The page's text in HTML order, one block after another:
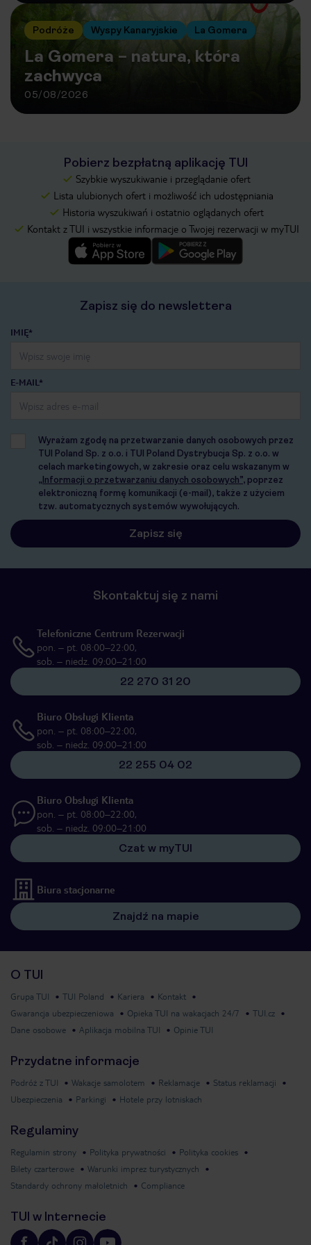
Podróże Wyspy Kanaryjskie La Gomera
La Gomera – natura, która
zachwyca
05/08/2026
Pobierz bezpłatną aplikację TUI
Szybkie wyszukiwanie i przeglądanie ofert
Lista ulubionych ofert i możliwość ich udostępniania
Historia wyszukiwań i ostatnio oglądanych ofert
Kontakt z TUI i wszystkie informacje o Twojej rezerwacji w myTUI
Zapisz się do newslettera
IMIĘ*
E-MAIL*
Wyrażam zgodę na przetwarzanie danych osobowych przez
TUI Poland Sp. z o.o. i TUI Poland Dystrybucja Sp. z o.o. w
celach marketingowych, w zakresie oraz celu wskazanym w
„Informacji o przetwarzaniu danych osobowych”, poprzez
elektroniczną formę komunikacji (e-mail), także z użyciem
tzw. automatycznych systemów wywołujących.
Skontaktuj się z nami
Telefoniczne Centrum Rezerwacji
pon. – pt. 08:00–22:00,
sob. – niedz. 09:00–21:00
22 270 31 20
Biuro Obsługi Klienta
pon. – pt. 08:00–22:00,
sob. – niedz. 09:00–21:00
22 255 04 02
Biuro Obsługi Klienta
pon. – pt. 08:00–22:00,
sob. – niedz. 09:00–21:00
Czat w myTUI
Biura stacjonarne
Znajdź na mapie
O TUI
Grupa TUI TUI Poland Kariera
Kontakt
Gwarancja ubezpieczeniowa
Opieka TUI na wakacjach 24/7
TUI.cz
Dane osobowe
Aplikacja mobilna TUI Opinie TUI
Przydatne informacje
Podróż z TUI Wakacje samolotem Reklamacje
Status reklamacji
Ubezpieczenia
Parkingi Hotele przy lotniskach
Regulaminy
Regulamin strony Polityka prywatności
Polityka cookies
Bilety czarterowe
Warunki imprez turystycznych
Standardy ochrony małoletnich
Compliance
TUI w Internecie